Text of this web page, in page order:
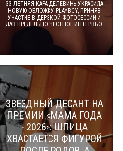
33-ЛЕТНЯЯ КАРА ДЕЛЕВИНЬ УКРАСИЛА
НОВУЮ ОБЛОЖКУ PLAYBOY, ПРИНЯВ
УЧАСТИЕ В ДЕРЗКОЙ ФОТОСЕССИИ И
ДАВ ПРЕДЕЛЬНО ЧЕСТНОЕ ИНТЕРВЬЮ.
ЗВЕЗДНЫЙ ДЕСАНТ НА
ПРЕМИИ «МАМА ГОДА
- 2026»: ШПИЦА
ХВАСТАЕТСЯ ФИГУРОЙ